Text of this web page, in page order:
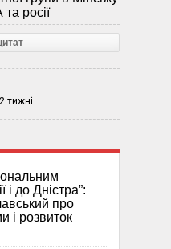
росії
тижні
і до Дністра”:
про
і розвиток